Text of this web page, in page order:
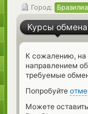
Город: Бразилиа
Курсы обмена
К сожалению, на
направлением
требуемые
Попробуйте
Можете